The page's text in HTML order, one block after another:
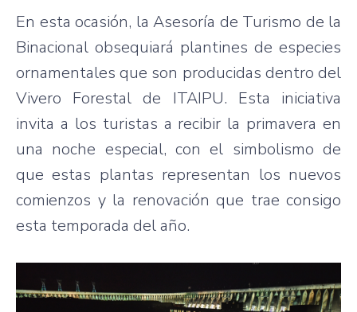
En esta ocasión, la Asesoría de Turismo de la
Binacional obsequiará plantines de especies
ornamentales que son producidas dentro del
Vivero Forestal de ITAIPU. Esta iniciativa
invita a los turistas a recibir la primavera en
una noche especial, con el simbolismo de
que estas plantas representan los nuevos
comienzos y la renovación que trae consigo
esta temporada del año.